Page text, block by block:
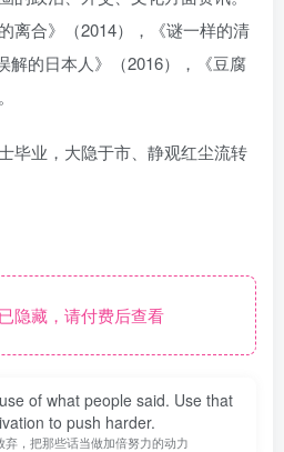
离合》（2014），《谜一样的清
解的日本人》（2016），《豆腐
毕业，大隐于市、静观红尘流转
隐藏，请付费后查看
of what people said. Use that
to push harder.
，把那些话当做加倍努力的动力